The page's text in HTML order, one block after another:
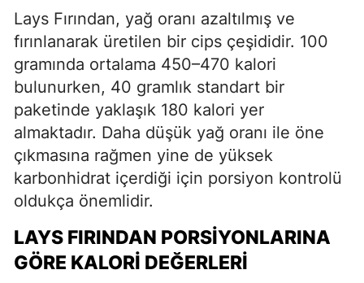
Lays Fırından, yağ oranı azaltılmış ve
fırınlanarak üretilen bir cips çeşididir. 100
gramında ortalama 450–470 kalori
bulunurken, 40 gramlık standart bir
paketinde yaklaşık 180 kalori yer
almaktadır. Daha düşük yağ oranı ile öne
çıkmasına rağmen yine de yüksek
karbonhidrat içerdiği için porsiyon kontrolü
oldukça önemlidir.
LAYS FIRINDAN PORSIYONLARINA
GÖRE KALORI DEĞERLERI